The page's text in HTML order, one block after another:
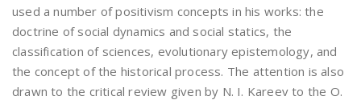
used a number of positivism concepts in his works: the
doctrine of social dynamics and social statics, the
classification of sciences, evolutionary epistemology, and
the concept of the historical process. The attention is also
drawn to the critical review given by N. I. Kareev to the O.